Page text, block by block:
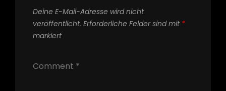
Deine E-Mail-Adresse wird nicht
veröffentlicht. Erforderliche Felder sind mit *
markiert